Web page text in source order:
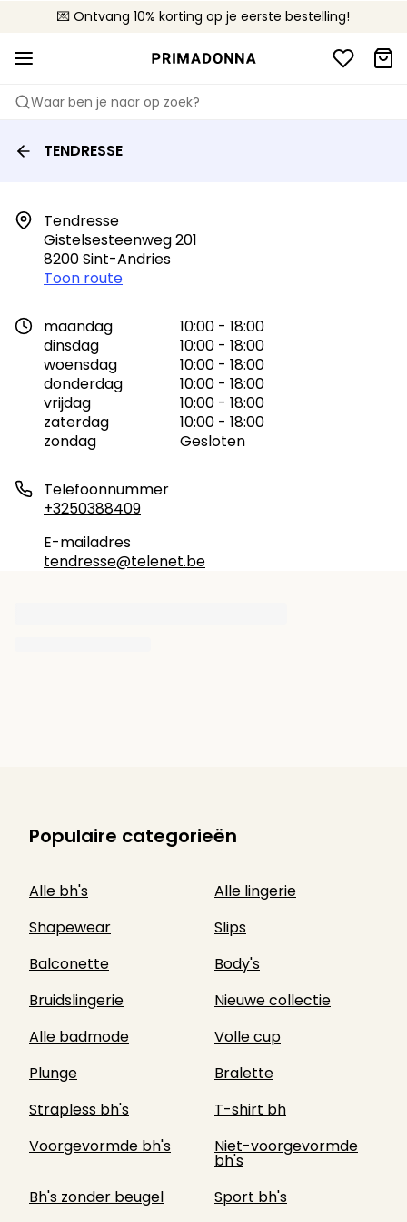
💌 Ontvang 10% korting op je eerste bestelling!
🚚 Gratis bezorging boven €90
📦 Gratis retourneren
Waar ben je naar op zoek?
TENDRESSE
Tendresse
Gistelsesteenweg 201
8200 Sint-Andries
Toon route
maandag
10:00 - 18:00
dinsdag
10:00 - 18:00
woensdag
10:00 - 18:00
donderdag
10:00 - 18:00
vrijdag
10:00 - 18:00
zaterdag
10:00 - 18:00
zondag
Gesloten
Telefoonnummer
+3250388409
E-mailadres
tendresse@telenet.be
Populaire categorieën
Alle bh's
Alle lingerie
Shapewear
Slips
Balconette
Body's
Bruidslingerie
Nieuwe collectie
Alle badmode
Volle cup
Plunge
Bralette
Strapless bh's
T-shirt bh
Voorgevormde bh's
Niet-voorgevormde
bh's
Bh's zonder beugel
Sport bh's